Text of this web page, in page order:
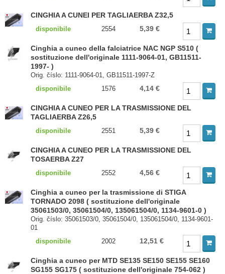
CINGHIA A CUNEI PER TAGLIAERBA Z32,5
disponibile 2554 5,39 €
Cinghia a cuneo della falciatrice NAC NGP S510 (
sostituzione dell'originale 1111-9064-01, GB11511-
1997- )
Orig. číslo: 1111-9064-01, GB11511-1997-Z
disponibile
1576 4,14 €
CINGHIA A CUNEO PER LA TRASMISSIONE DEL
TAGLIAERBA Z26,5
disponibile 2551 5,39 €
CINGHIA A CUNEO PER LA TRASMISSIONE DEL
TOSAERBA Z27
disponibile 2552 4,56 €
Cinghia a cuneo per la trasmissione di STIGA
TORNADO 2098 ( sostituzione dell'originale
35061503/0, 35061504/0, 135061504/0, 1134-9601-0 )
Orig. číslo: 35061503/0, 35061504/0, 135061504/0, 1134-9601-
01
disponibile
2002 12,51 €
Cinghia a cuneo per MTD SE135 SE150 SE155 SE160
SG155 SG175 ( sostituzione dell'originale 754-062 )